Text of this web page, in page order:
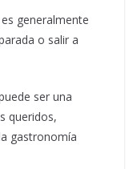
generalmente
o salir a
ser una
queridos,
gastronomía